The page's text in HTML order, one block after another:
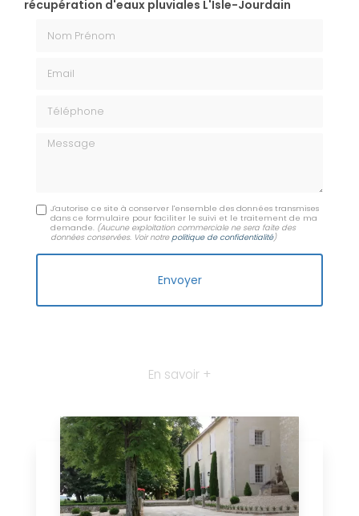
récupération d'eaux pluviales L'Isle-Jourdain
Message
J'autorise ce site à conserver l'ensemble des données transmises
dans ce formulaire pour faciliter le suivi et le traitement de ma
demande. (Aucune exploitation commerciale ne sera faite des
données conservées. Voir notrepolitique de confidentialité)
En savoir +